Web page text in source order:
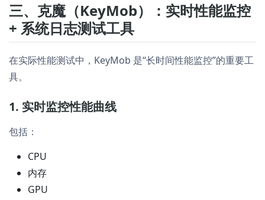
三、克魔（KeyMob）：实时性能监控
+ 系统日志测试工具
在实际性能测试中，KeyMob 是“长时间性能监控”的重要工
具。
1. 实时监控性能曲线
包括：
CPU
内存
GPU